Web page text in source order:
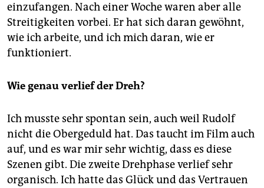
einzufangen. Nach einer Woche waren aber alle
Streitigkeiten vorbei. Er hat sich daran gewöhnt,
wie ich arbeite, und ich mich daran, wie er
funktioniert.
Wie genau verlief der Dreh?
Ich musste sehr spontan sein, auch weil Rudolf
nicht die Obergeduld hat. Das taucht im Film auch
auf, und es war mir sehr wichtig, dass es diese
Szenen gibt. Die zweite Drehphase verlief sehr
organisch. Ich hatte das Glück und das Vertrauen